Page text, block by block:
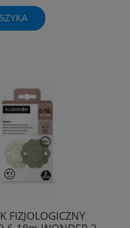
FIZJOLOGICZNY